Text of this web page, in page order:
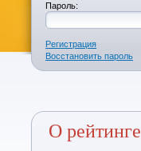
Пароль:
Регистрация
Восстановить пароль
О рейтинге